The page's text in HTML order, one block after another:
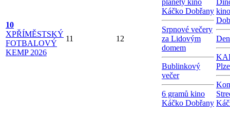
10
XPŘÍMĚSTSKÝ
FOTBALOVÝ
KEMP 2026
11 12
planety kino
Káčko Dobřany
Srpnové večery
za Lidovým
domem
Bublinkový
večer
6 gramů kino
Káčko Dobřany